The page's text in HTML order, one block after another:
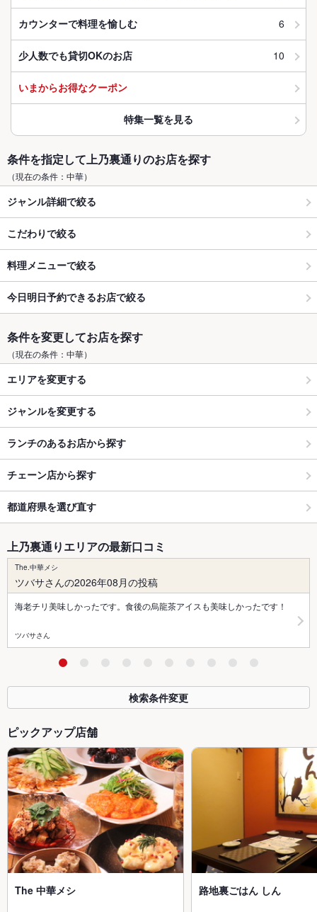
カウンターで料理を愉しむ 6
少人数でも貸切OKのお店 10
いまからお得なクーポン
特集一覧を見る
条件を指定して上乃裏通りのお店を探す
（現在の条件：中華）
ジャンル詳細で絞る
こだわりで絞る
料理メニューで絞る
今日明日予約できるお店で絞る
条件を変更してお店を探す
（現在の条件：中華）
エリアを変更する
ジャンルを変更する
ランチのあるお店から探す
チェーン店から探す
都道府県を選び直す
上乃裏通りエリアの最新口コミ
The.中華メシ
ツバサさんの2026年08月の投稿
海老チリ美味しかったです。食後の烏龍茶アイスも美味しかったです！
ツバサさん
検索条件変更
ピックアップ店舗
The 中華メシ 路地裏ごはん しん